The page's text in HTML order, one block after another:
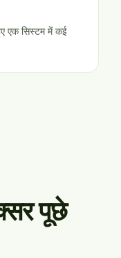
एक सिस्टम में कई
पूछे